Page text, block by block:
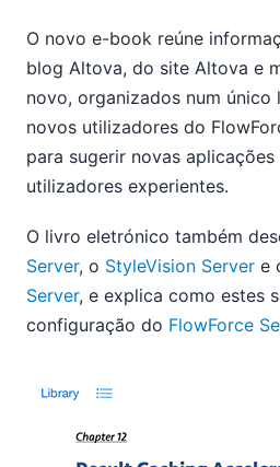
O novo e-book reúne
blog Altova, do site Altova e
novo, organizados num único
novos utilizadores do
para sugerir novas
utilizadores experientes.
O livro eletrónico também
Server, o StyleVision Server e
Server, e explica como estes
configuração do FlowForce